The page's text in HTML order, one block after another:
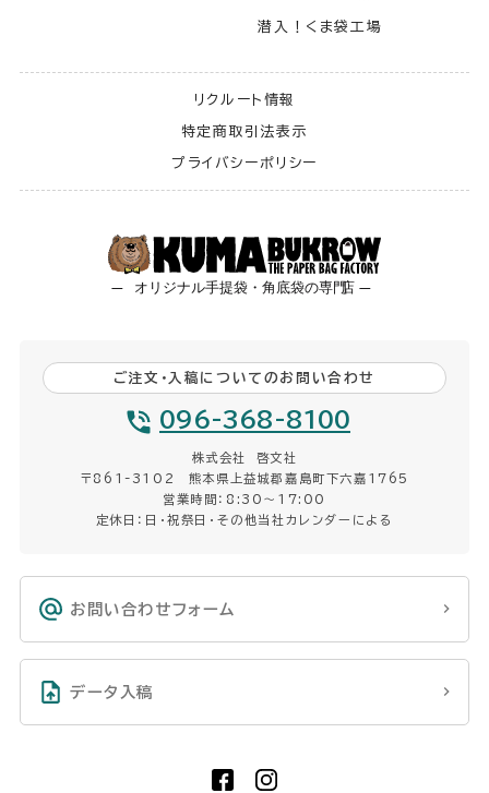
ご注文・入稿についてのお問い合わせ
096-368-8100
株式会社 啓文社
〒861-3102 熊本県上益城郡嘉島町下六嘉1765
営業時間：8:30〜17:00
定休日：日・祝祭日・その他当社カレンダーによる
お問い合わせフォーム
データ入稿
潜入！くま袋工場
リクルート情報
特定商取引法表示
プライバシーポリシー